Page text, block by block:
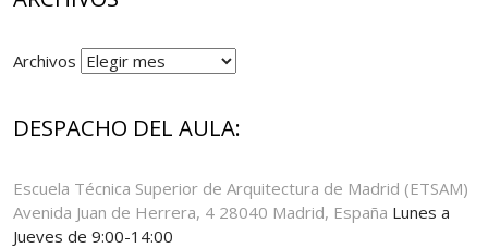
Archivos
DESPACHO DEL AULA:
Escuela Técnica Superior de Arquitectura de Madrid (ETSAM)
Avenida Juan de Herrera, 4 28040 Madrid, España Lunes a
Jueves de 9:00-14:00